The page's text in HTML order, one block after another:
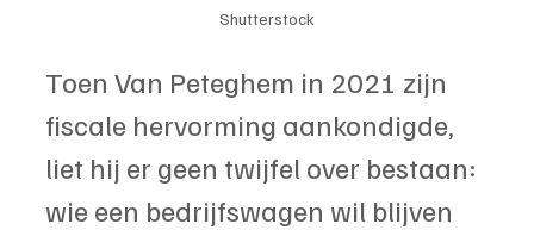
Shutterstock
Toen Van Peteghem in 2021 zijn
fiscale hervorming aankondigde,
liet hij er geen twijfel over bestaan:
wie een bedrijfswagen wil blijven